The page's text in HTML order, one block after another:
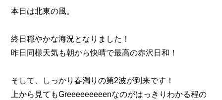
本日は北東の風。
終日穏やかな海況となりました！
昨日同様天気も朝から快晴で最高の赤沢日和！
そして、しっかり春濁りの第2波が到来です！
上から見てもGreeeeeeeeenなのがはっきりわかる程の